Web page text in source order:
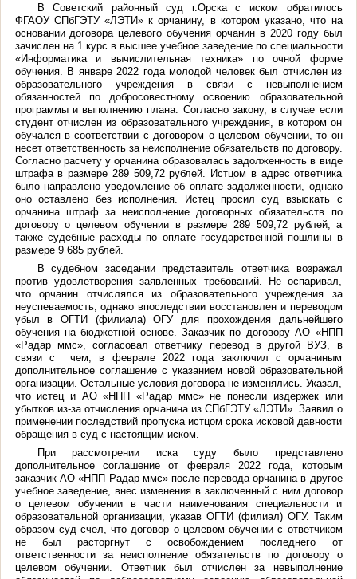
В Советский районный суд г.Орска с иском обратилось
ФГАОУ СПбГЭТУ «ЛЭТИ» к орчанину, в котором указано, что на
основании договора целевого обучения орчанин в 2020 году был
зачислен на 1 курс в высшее учебное заведение по специальности
«Информатика и вычислительная техника» по очной форме
обучения. В январе 2022 года молодой человек был отчислен из
образовательного учреждения в связи с невыполнением
обязанностей по добросовестному освоению образовательной
программы и выполнению плана. Согласно закону, в случае если
студент отчислен из образовательного учреждения, в котором он
обучался в соответствии с договором о целевом обучении, то он
несет ответственность за неисполнение обязательств по договору.
Согласно расчету у орчанина образовалась задолженность в виде
штрафа в размере 289 509,72 рублей. Истцом в адрес ответчика
было направлено уведомление об оплате задолженности, однако
оно оставлено без исполнения. Истец просил суд взыскать с
орчанина штраф за неисполнение договорных обязательств по
договору о целевом обучении в размере 289 509,72 рублей, а
также судебные расходы по оплате государственной пошлины в
размере 9 685 рублей.
В судебном заседании представитель ответчика возражал
против удовлетворения заявленных требований. Не оспаривал,
что орчанин отчислялся из образовательного учреждения за
неуспеваемость, однако впоследствии восстановлен и переводом
убыл в ОГТИ (филиала) ОГУ для прохождения дальнейшего
обучения на бюджетной основе. Заказчик по договору АО «НПП
«Радар ммс», согласовал ответчику перевод в другой ВУЗ, в
связи с чем, в феврале 2022 года заключил с орчаниным
дополнительное соглашение с указанием новой образовательной
организации. Остальные условия договора не изменялись. Указал,
что истец и АО «НПП «Радар ммс» не понесли издержек или
убытков из-за отчисления орчанина из СПбГЭТУ «ЛЭТИ». Заявил о
применении последствий пропуска истцом срока исковой давности
обращения в суд с настоящим иском.
При рассмотрении иска суду было представлено
дополнительное соглашение от февраля 2022 года, которым
заказчик АО «НПП Радар ммс» после перевода орчанина в другое
учебное заведение, внес изменения в заключенный с ним договор
о целевом обучении в части наименования специальности и
образовательной организации, указав ОГТИ (филиал) ОГУ. Таким
образом суд счел, что договор о целевом обучении с ответчиком
не был расторгнут с освобождением последнего от
ответственности за неисполнение обязательств по договору о
целевом обучении. Ответчик был отчислен за невыполнение